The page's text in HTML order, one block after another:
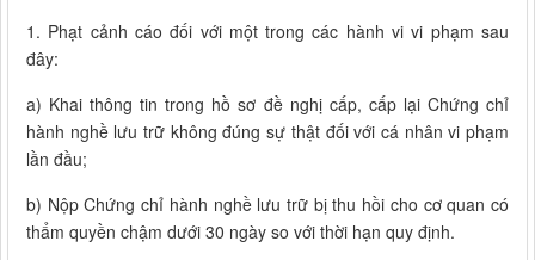
1. Phạt cảnh cáo đối với một trong các hành vi vi phạm sau
đây:
a) Khai thông tin trong hồ sơ đề nghị cấp, cấp lại Chứng chỉ
hành nghề lưu trữ không đúng sự thật đối với cá nhân vi phạm
lần đầu;
b) Nộp Chứng chỉ hành nghề lưu trữ bị thu hồi cho cơ quan có
thẩm quyền chậm dưới 30 ngày so với thời hạn quy định.